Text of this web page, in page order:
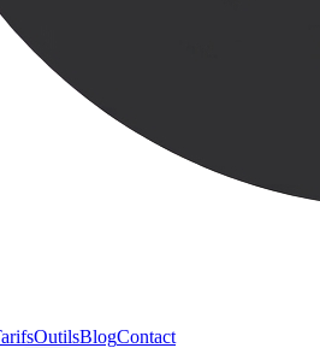
OutilsBlogContact